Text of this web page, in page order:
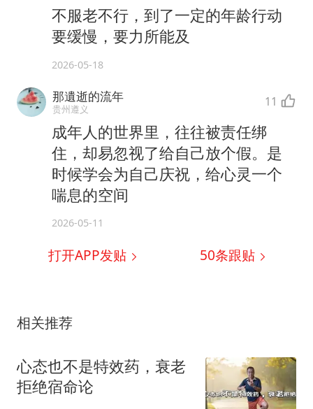
不服老不行，到了一定的年龄行动
要缓慢，要力所能及
2026-05-18
那遺逝的流年
贵州遵义 11
成年人的世界里，往往被责任绑
住，却易忽视了给自己放个假。是
时候学会为自己庆祝，给心灵一个
喘息的空间
2026-05-11
打开APP发贴 50条跟贴
相关推荐
心态也不是特效药，衰老
拒绝宿命论